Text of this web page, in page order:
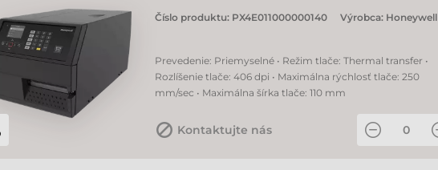
Číslo produktu: PX4E011000000140 Výrobca: Honeywell
Prevedenie: Priemyselné • Režim tlače: Thermal transfer •
Rozlíšenie tlače: 406 dpi • Maximálna rýchlosť tlače: 250
mm/sec • Maximálna šírka tlače: 110 mm
Kontaktujte nás